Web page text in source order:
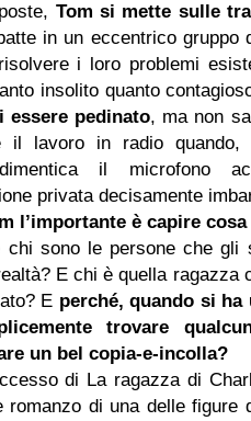
Tom si mette sulle
in un eccentrico gruppo
i loro problemi
insolito quanto
essere pedinato, ma non
il lavoro in radio quando,
il microfono
privata decisamente
l’importante è capire
sono le persone che gli
E chi è quella ragazza
E perché, quando si
trovare
un bel copia-e-incolla?
di La ragazza di
romanzo di una delle figure